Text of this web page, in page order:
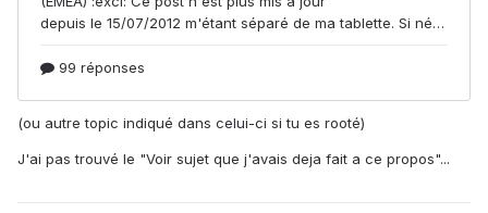
(ou autre topic indiqué dans celui-ci si tu es rooté)
J'ai pas trouvé le "Voir sujet que j'avais deja fait a ce propos"...